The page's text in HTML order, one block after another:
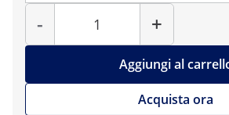
-
Quantità
+
Aggiungi al
Acquista ora